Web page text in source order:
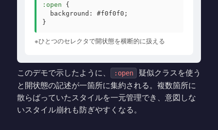
:open
{
background: #f0f0f0;
}
※ひとつのセレクタで開状態を横断的に扱える
このデモで示したように、 :open
疑似クラスを使う
と開状態の記述が一箇所に集約される。複数箇所に
散らばっていたスタイルを一元管理でき、意図しな
いスタイル崩れも防ぎやすくなる。